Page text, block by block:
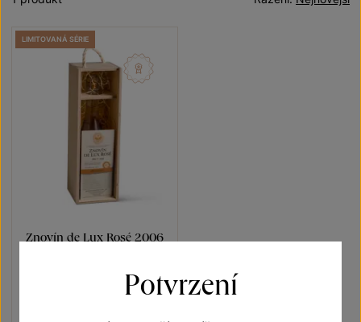
Znovín de Lux Rosé 2006
Sekty a šumivá vína
jakostní šumivé víno 2006
LIMITOVANÁ SÉRIE
Potvrzení